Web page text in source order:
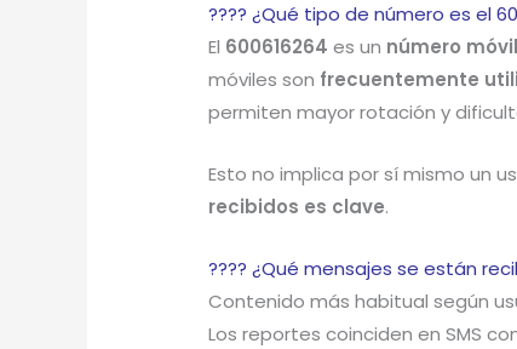
???? ¿Qué tipo de número es el
El 600616264 es un número
móviles son frecuentemente
permiten mayor rotación y
Esto no implica por sí mismo un
recibidos es clave.
???? ¿Qué mensajes se están
Contenido más habitual según
Los reportes coinciden en SMS